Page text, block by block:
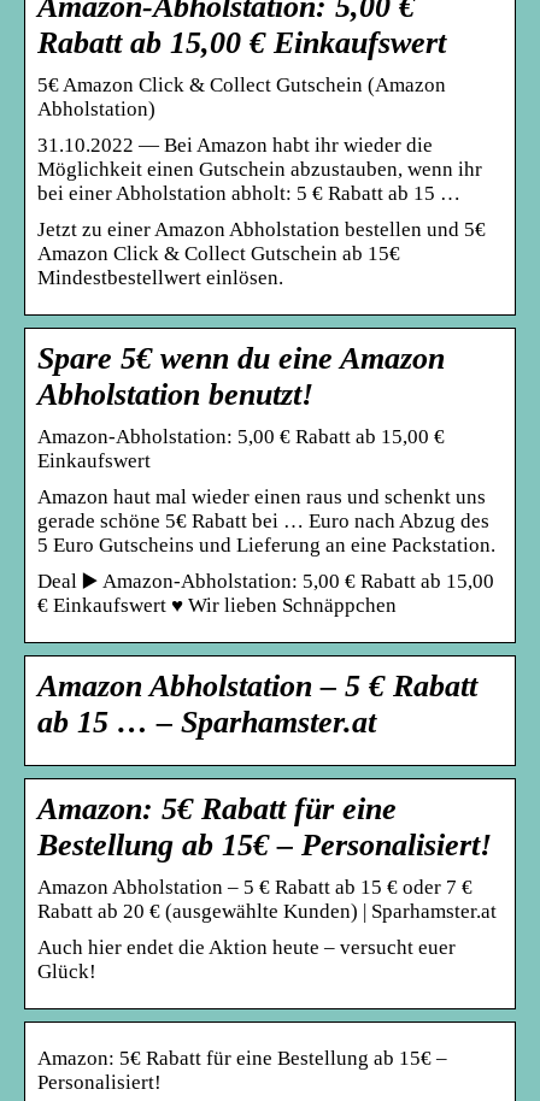
Rabatt ab 15,00 € Einkaufswert
5€ Amazon Click & Collect Gutschein (Amazon
Abholstation)
31.10.2022 — Bei Amazon habt ihr wieder die
Möglichkeit einen Gutschein abzustauben, wenn ihr
bei einer Abholstation abholt: 5 € Rabatt ab 15 …
Jetzt zu einer Amazon Abholstation bestellen und 5€
Amazon Click & Collect Gutschein ab 15€
Mindestbestellwert einlösen.
Spare 5€ wenn du eine Amazon
Abholstation benutzt!
Amazon-Abholstation: 5,00 € Rabatt ab 15,00 €
Einkaufswert
Amazon haut mal wieder einen raus und schenkt uns
gerade schöne 5€ Rabatt bei … Euro nach Abzug des
5 Euro Gutscheins und Lieferung an eine Packstation.
Deal ▶️ Amazon-Abholstation: 5,00 € Rabatt ab 15,00
€ Einkaufswert ♥ Wir lieben Schnäppchen
Amazon Abholstation – 5 € Rabatt
ab 15 … – Sparhamster.at
Amazon: 5€ Rabatt für eine
Bestellung ab 15€ – Personalisiert!
Amazon Abholstation – 5 € Rabatt ab 15 € oder 7 €
Rabatt ab 20 € (ausgewählte Kunden) | Sparhamster.at
Auch hier endet die Aktion heute – versucht euer
Glück!
Amazon: 5€ Rabatt für eine Bestellung ab 15€ –
Personalisiert!